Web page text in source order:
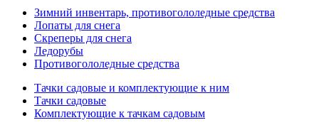
Зимний инвентарь, противогололедные средства
Лопаты для снега
Скреперы для снега
Ледорубы
Противогололедные средства
Тачки садовые и комплектующие к ним
Тачки садовые
Комплектующие к тачкам садовым